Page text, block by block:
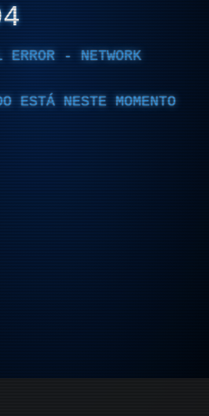
- NETWORK
ESTÁ NESTE MOMENTO